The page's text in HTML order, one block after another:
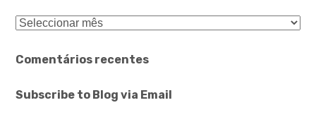
Arquivo
Comentários recentes
Subscribe to Blog via Email